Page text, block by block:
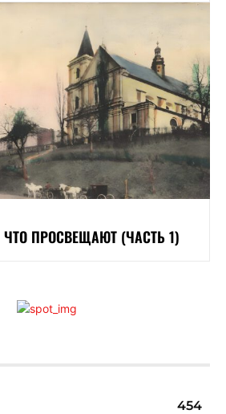
ПРОСВЕЩАЮТ (ЧАСТЬ 1)
454